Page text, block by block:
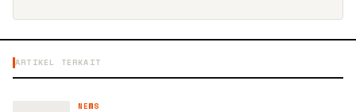
ARTIKEL TERKAIT
NEWS